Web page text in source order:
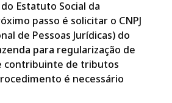
Estatuto Social da
passo é solicitar o CNPJ
de Pessoas Jurídicas) do
para regularização de
contribuinte de tributos
é necessário